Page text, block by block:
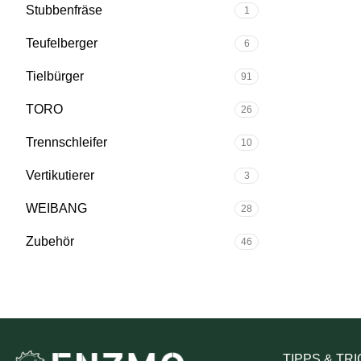
Stubbenfräse 1
Teufelberger 6
Tielbürger 91
TORO 26
Trennschleifer 10
Vertikutierer 3
WEIBANG 28
Zubehör 46